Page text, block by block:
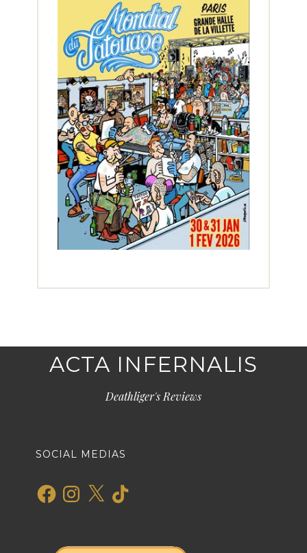
ACTA INFERNALIS
Deathliger's Reviews
SOCIAL MEDIAS
FacebookInstagram
X TikTok